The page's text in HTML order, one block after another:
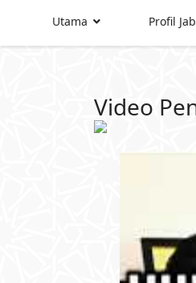
Utama Profil
Video